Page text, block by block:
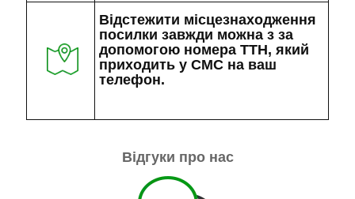
Відстежити місцезнаходження
посилки завжди можна з за
допомогою номера ТТН, який
приходить у СМС на ваш
телефон.
Відгуки про нас